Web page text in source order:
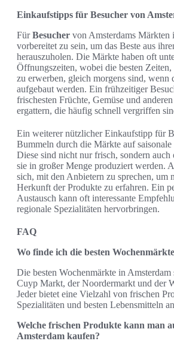
Einkaufstipps für Besucher von
FürBesucher von Amsterdams Märkten
vorbereitet zu sein, um das Beste aus
herauszuholen. Die Märkte haben oft
Öffnungszeiten, wobei die besten
zu erwerben, gleich morgens sind, wenn
aufgebaut werden. Ein frühzeitiger
frischesten Früchte, Gemüse und
ergattern, die häufig schnell vergriffen
Ein weiterer nützlicher Einkaufstipp für
Bummeln durch die Märkte auf saisonale
Diese sind nicht nur frisch, sondern auch
sie in großer Menge produziert werden.
sich, mit den Anbietern zu sprechen, um
Herkunft der Produkte zu erfahren. Ein
Austausch kann oft interessante
regionale Spezialitäten hervorbringen.
FAQ
Wo finde ich die besten
Die besten Wochenmärkte in
Cuyp Markt, der Noordermarkt und der
Jeder bietet eine Vielzahl von frischen
Spezialitäten und besten Lebensmitteln
Welche frischen Produkte kann man
Amsterdam kaufen?